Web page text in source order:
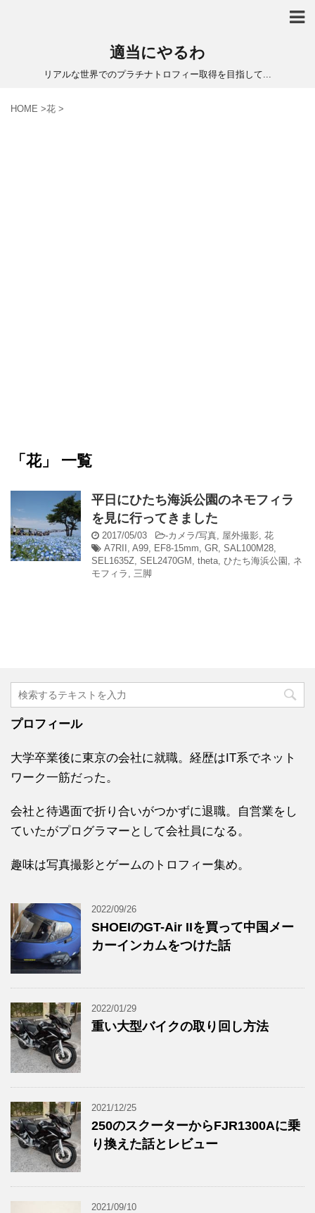
適当にやるわ
リアルな世界でのプラチナトロフィー取得を目指して...
HOME >花 >
「花」 一覧
平日にひたち海浜公園のネモフィラ
を見に行ってきました
2017/05/03 -カメラ/写真, 屋外撮影, 花
A7RII , A99, EF8-15mm, GR, SAL100M28,
SEL1635Z, SEL2470GM , theta, ひたち海浜公園 , ネ
モフィラ , 三脚
プロフィール
大学卒業後に東京の会社に就職。経歴はIT系でネット
ワーク一筋だった。
会社と待遇面で折り合いがつかずに退職。自営業をし
ていたがプログラマーとして会社員になる。
趣味は写真撮影とゲームのトロフィー集め。
2022/09/26
SHOEIのGT-Air IIを買って中国メー
カーインカムをつけた話
2022/01/29
重い大型バイクの取り回し方法
2021/12/25
250のスクーターからFJR1300Aに乗
り換えた話とレビュー
2021/09/10